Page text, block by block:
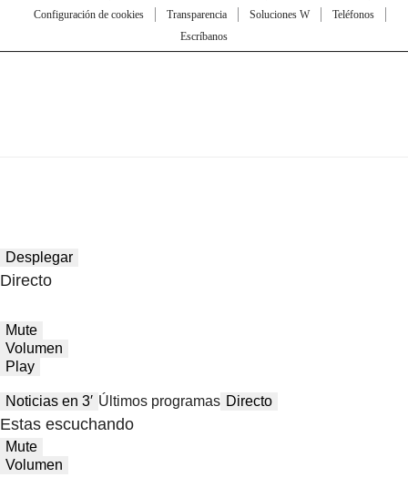
Configuración de cookies
Transparencia Soluciones W
Teléfonos
Escríbanos
Desplegar
Directo
Mute
Volumen
Play
Noticias en 3′ Últimos programas Directo
Estas escuchando
Mute
Volumen